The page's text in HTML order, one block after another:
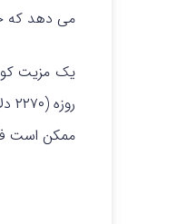
می دهد که
روزه (۲۲۷۰ دلار) برسد. با این حال، اگر خریداران طی چند روز آینده
ممکن است